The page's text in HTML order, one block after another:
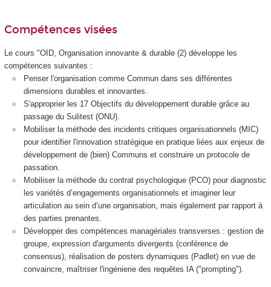
Compétences visées
Le cours "OID, Organisation innovante & durable (2) développe les
compétences suivantes :
Penser l'organisation comme Commun dans ses différentes
dimensions durables et innovantes.
S'approprier les 17 Objectifs du développement durable grâce au
passage du Sulitest (ONU).
Mobiliser la méthode des incidents critiques organisationnels (MIC)
pour identifier l'innovation stratégique en pratique liées aux enjeux de
développement de (bien) Communs et construire un protocole de
passation.
Mobiliser la méthode du contrat psychologique (PCO) pour diagnostic
les variétés d’engagements organisationnels et imaginer leur
articulation au sein d’une organisation, mais également par rapport à
des parties prenantes.
Développer des compétences managériales transverses : gestion de
groupe, expression d'arguments divergents (conférence de
consensus), réalisation de posters dynamiques (Padlet) en vue de
convaincre, maîtriser l'ingénierie des requêtes IA ("prompting").